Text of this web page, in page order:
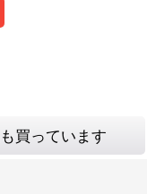
買っています